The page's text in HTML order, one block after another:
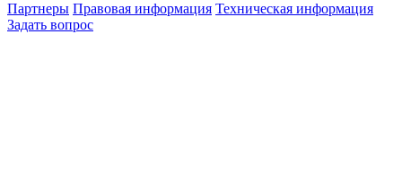
Партнеры Правовая информация Техническая информация
Задать вопрос